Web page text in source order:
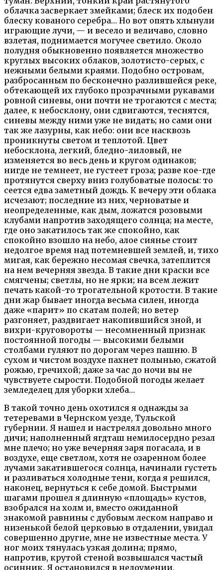
облачка засверкает змейками; блеск их подобен
блеску кованого серебра… Но вот опять хлынули
играющие лучи, — и весело и величаво, словно
взлетая, поднимается могучее светило. Около
полудня обыкновенно появляется множество
круглых высоких облаков, золотисто-серых, с
нежными белыми краями. Подобно островам,
разбросанным по бесконечно разлившейся реке,
обтекающей их глубоко прозрачными рукавами
ровной синевы, они почти не трогаются с места;
далее, к небосклону, они сдвигаются, теснятся,
синевы между ними уже не видать; но сами они
так же лазурны, как небо: они все насквозь
проникнуты светом и теплотой. Цвет
небосклона, легкий, бледно-лиловый, не
изменяется во весь день и кругом одинаков;
нигде не темнеет, не густеет гроза; разве кое-где
протянутся сверху вниз голубоватые полосы: то
сеется едва заметный дождь. К вечеру эти облака
исчезают; последние из них, черноватые и
неопределенные, как дым, ложатся розовыми
клубами напротив заходящего солнца; на месте,
где оно закатилось так же спокойно, как
спокойно взошло на небо, алое сиянье стоит
недолгое время над потемневшей землей, и, тихо
мигая, как бережно несомая свечка, затеплится
на нем вечерняя звезда. В такие дни краски все
смягчены; светлы, но не ярки; на всем лежит
печать какой-то трогательной кротости. В такие
дни жар бывает иногда весьма силен, иногда
даже «парит» по скатам полей; но ветер
разгоняет, раздвигает накопившийся зной, и
вихри-круговороты — несомненный признак
постоянной погоды — высокими белыми
столбами гуляют по дорогам через пашню. В
сухом и чистом воздухе пахнет полынью, сжатой
рожью, гречихой; даже за час до ночи вы не
чувствуете сырости. Подобной погоды желает
земледелец для уборки хлеба…
В такой точно день охотился я однажды за
тетеревами в Чернском уезде, Тульской
губернии. Я нашел и настрелял довольно много
дичи; наполненный ягдташ немилосердно резал
мне плечо; но уже вечерняя заря погасала, и в
воздухе, еще светлом, хотя не озаренном более
лучами закатившегося солнца, начинали густеть
и разливаться холодные тени, когда я решился,
наконец, вернуться к себе домой. Быстрыми
шагами прошел я длинную «площадь» кустов,
взобрался на холм и, вместо ожиданной
знакомой равнины с дубовым леском направо и
низенькой белой церковью в отдалении, увидал
совершенно другие, мне не известные места. У
ног моих тянулась узкая долина; прямо,
напротив, крутой стеной возвышался частый
осинник. Я остановился в недоумении,